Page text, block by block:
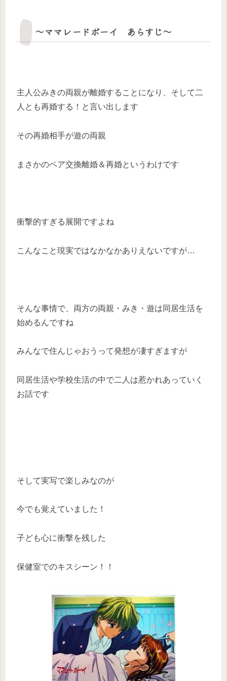
～ママレードボーイ あらすじ～
主人公みきの両親が離婚することになり、そして二
人とも再婚する！と言い出します
その再婚相手が遊の両親
まさかのペア交換離婚＆再婚というわけです
衝撃的すぎる展開ですよね
こんなこと現実ではなかなかありえないですが…
そんな事情で、両方の両親・みき・遊は同居生活を
始めるんですね
みんなで住んじゃおうって発想が凄すぎますが
同居生活や学校生活の中で二人は惹かれあっていく
お話です
そして実写で楽しみなのが
今でも覚えていました！
子ども心に衝撃を残した
保健室でのキスシーン！！